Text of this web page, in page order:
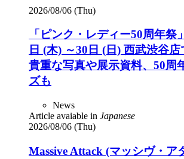
2026/08/06 (Thu)
「ピンク・レディー50周年祭
日 (木) ～30日 (日) 西武渋谷店
貴重な写真や展示資料、50周
ズも
News
Article avaiable in Japanese
2026/08/06 (Thu)
Massive Attack (マッシヴ・ア